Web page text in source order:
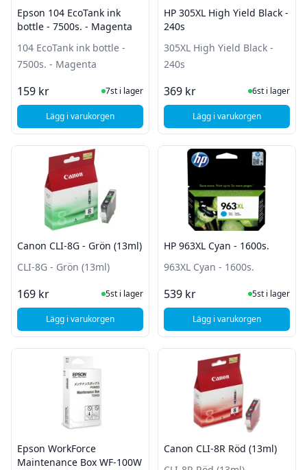
Epson 104 EcoTank ink
bottle - 7500s. - Magenta
104 EcoTank ink bottle -
7500s. - Magenta
159 kr I Lager
7st i lager
Lägg i varukorgen, Epson 104 EcoTank ink bottle - 7500s. - Magenta
HP 305XL High Yield Black -
240s
305XL High Yield Black -
240s
369 kr I Lager
6st i lager
Lägg i varukorgen
, HP 305XL High
Canon CLI-8G - Grön (13ml)
CLI-8G - Grön (13ml)
169 kr I Lager
5st i lager
Lägg i varukorgen, Canon CLI-8G - Grön (13ml)
HP 963XL Cyan - 1600s.
963XL Cyan - 1600s.
539 kr I Lager
5st i lager
Lägg i varukorgen, HP 963XL Cyan -
Epson WorkForce
Maintenance Box WF-100W
Canon CLI-8R Röd (13ml)